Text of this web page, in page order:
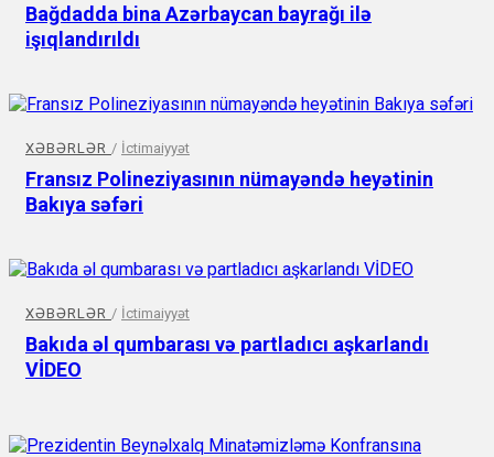
Bağdadda bina Azərbaycan bayrağı ilə
işıqlandırıldı
XƏBƏRLƏR / İctimaiyyət
Fransız Polineziyasının nümayəndə heyətinin
Bakıya səfəri
XƏBƏRLƏR / İctimaiyyət
Bakıda əl qumbarası və partladıcı aşkarlandı
VİDEO